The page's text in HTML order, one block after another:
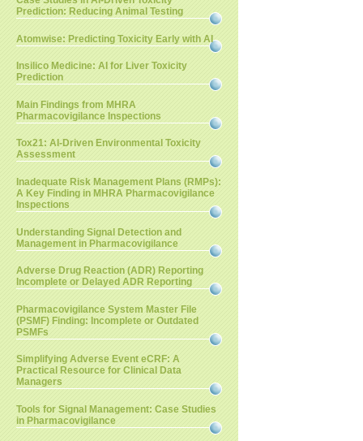
Prediction: Reducing Animal Testing
Atomwise: Predicting Toxicity Early with AI
Insilico Medicine: AI for Liver Toxicity
Prediction
Main Findings from MHRA
Pharmacovigilance Inspections
Tox21: AI-Driven Environmental Toxicity
Assessment
Inadequate Risk Management Plans (RMPs):
A Key Finding in MHRA Pharmacovigilance
Inspections
Understanding Signal Detection and
Management in Pharmacovigilance
Adverse Drug Reaction (ADR) Reporting
Incomplete or Delayed ADR Reporting
Pharmacovigilance System Master File
(PSMF) Finding: Incomplete or Outdated
PSMFs
Simplifying Adverse Event eCRF: A
Practical Resource for Clinical Data
Managers
Tools for Signal Management: Case Studies
in Pharmacovigilance